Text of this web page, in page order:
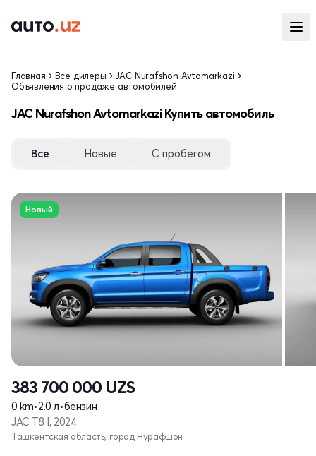
Главная Все дилеры
JAC Nurafshon Avtomarkazi
Объявления о продаже автомобилей
JAC Nurafshon Avtomarkazi Купить автомобиль
Все Новые С пробегом
Новый
383 700 000 UZS
0 km•2.0 л•бензин
JAC T8 I, 2024
Ташкентская область, город Нурафшон